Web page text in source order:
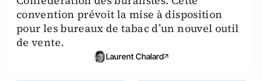
convention prévoit la mise à disposition
pour les bureaux de tabac d’un nouvel outil
de vente.
Laurent Chalard